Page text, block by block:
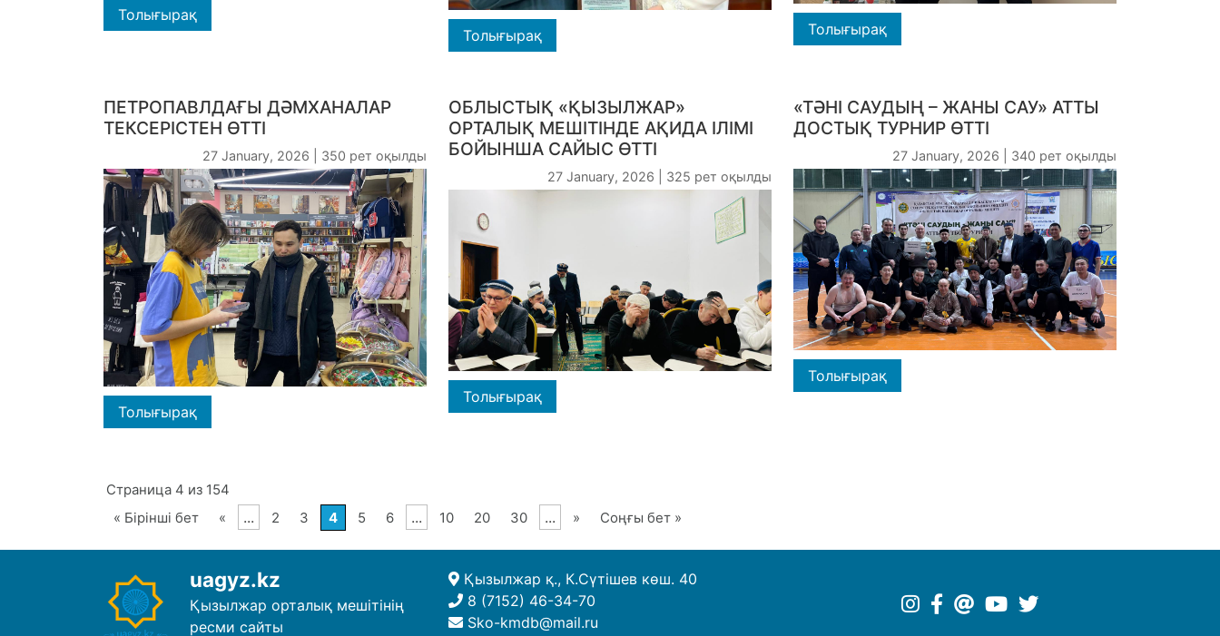
Толығырақ
Толығырақ Толығырақ
ПЕТРОПАВЛДАҒЫ ДӘМХАНАЛАР
ТЕКСЕРІСТЕН ӨТТІ
27 January, 2026 | 350 рет оқылды
Толығырақ
ОБЛЫСТЫҚ «ҚЫЗЫЛЖАР»
ОРТАЛЫҚ МЕШІТІНДЕ АҚИДА ІЛІМІ
БОЙЫНША САЙЫС ӨТТІ
27 January, 2026 | 325 рет оқылды
Толығырақ
«ТӘНІ САУДЫҢ – ЖАНЫ САУ» АТТЫ
ДОСТЫҚ ТУРНИР ӨТТІ
27 January, 2026 | 340 рет оқылды
Толығырақ
Страница 4 из 154
« Бірінші бет
« ... 2 3 4 5 6 ... 10 20 30 ... » Соңғы бет »
uagyz.kz
Қызылжар орталық мешітінің
ресми сайты
Қызылжар қ., К.Сүтішев көш. 40
8 (7152) 46-34-70
Sko-kmdb@mail.ru